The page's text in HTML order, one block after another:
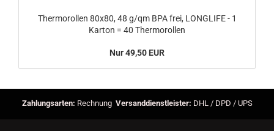
Thermorollen 80x80, 48 g/qm BPA frei, LONGLIFE - 1
Karton = 40 Thermorollen
Nur 49,50 EUR
Zahlungsarten: Rechnung Versanddienstleister: DHL / DPD / UPS